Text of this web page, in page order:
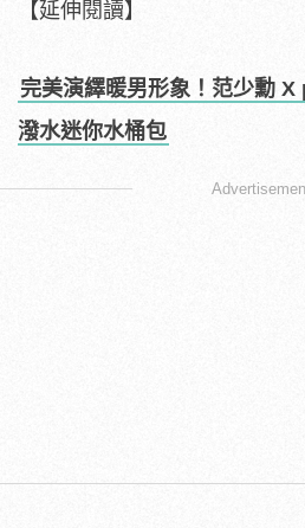
【延伸閱讀】
完美演繹暖男形象！范少勳
潑水迷你水桶包